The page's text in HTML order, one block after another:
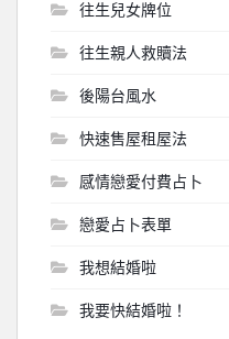
往生兒女牌位
往生親人救贖法
後陽台風水
快速售屋租屋法
感情戀愛付費占卜
戀愛占卜表單
我想結婚啦
我要快結婚啦！